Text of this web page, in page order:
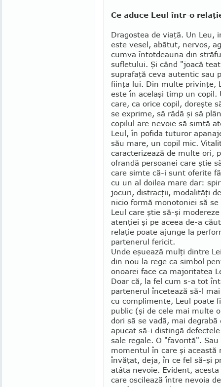
Ce aduce Leul într-o
Dragostea de viaţă. Un Leu,
este vesel, abătut, nervos,
cumva întot­deauna din
sufletului. Şi când "joacă
suprafaţă ceva autentic sau
fiinţa lui. Din multe privinţe,
este în acelaşi timp un copil.
care, ca orice copil, doreşte
se exprime, să râdă şi să
copilul are nevoie să simtă
Leul, în pofida tuturor
său mare, un copil mic.
caracterizează de multe ori,
ofrandă persoanei care ştie
care simte că-i sunt oferite
cu un al doilea mare dar:
jocuri, distracţii, modalităţi
nicio formă monotoniei să
Leul care ştie să-şi
atenţiei şi pe aceea de-a
relaţie poate ajunge la
partenerul fericit.
Unde eşuează mulţi dintre
din nou la rege ca simbol
onoarei face ca majoritatea
Doar că, la fel cum s-a tot
partenerul încetează să-l
cu compli­mente, Leul poate
public (şi de cele mai multe
dori să se vadă, mai
apucat să-i distingă
sale regale. O "favorită".
momentul în care şi această
învăţat, deja, în ce fel să-şi
atâta nevoie. Evident,
care oscilează între nevoia